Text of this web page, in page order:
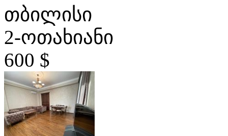
თბილისი
2-ოთახიანი
600 $